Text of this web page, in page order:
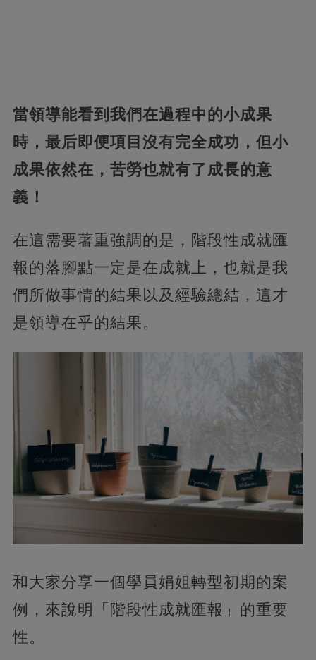
當領導能看到我們在過程中的小成果
時，最后即便項目沒有完全成功，但小
成果依然在，苦勞也就有了成長的意
義！
在這需要著重強調的是，階段性成就匯
報的落腳點一定是在成就上，也就是我
們所做事情的結果以及經驗總結，這才
是領導在乎的結果。
和大家分享一個學員娟姐轉型初期的案
例，來說明「階段性成就匯報」的重要
性。